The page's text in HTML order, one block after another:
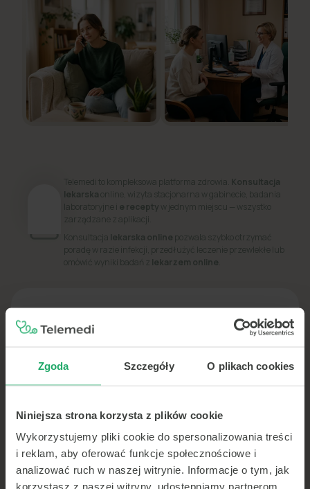
Zgoda Szczegóły O plikach cookies
Niniejsza strona korzysta z plików cookie
Wykorzystujemy pliki cookie do spersonalizowania treści
i reklam, aby oferować funkcje społecznościowe i
analizować ruch w naszej witrynie. Informacje o tym, jak
korzystasz z naszej witryny, udostępniamy partnerom
Telemedi to kompleksowa platforma zdrowia. Konsultacja
lekarskaonline, wizyta stacjonarna w gabinecie, badania
laboratoryjne i e recepty w jednym miejscu — wszystko
zarządzane z aplikacji.
Konsultacja lekarska online pozwala szybko otrzymać
poradę w razie infekcji, przedłużyć leczenie przewlekłe lub
omówić wyniki badań z lekarzem online